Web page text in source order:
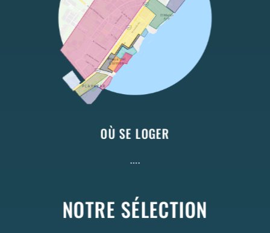
OÙ SE LOGER
….
NOTRE SÉLECTION